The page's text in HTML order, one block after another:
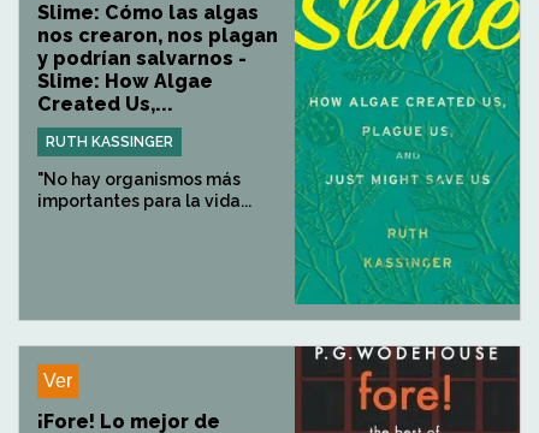
Slime: Cómo las algas
nos crearon, nos plagan
y podrían salvarnos -
Slime: How Algae
Created Us,...
RUTH KASSINGER
"No hay organismos más
importantes para la vida...
Ver
¡Fore! Lo mejor de